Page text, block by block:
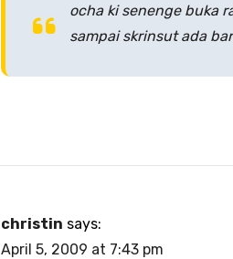
ocha ki senenge buka
sampai skrinsut ada
christin says:
April 5, 2009 at 7:43 pm